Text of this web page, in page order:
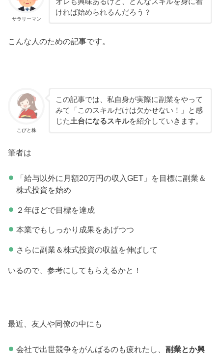
サラリーマン
ければ始められるんだろう？
こんな人のための記事です。
こびと株
この記事では、私自身が実際に副業をやって
みて「このスキルだけは欠かせない！」と感
じた土台になるスキルを紹介していきます。
筆者は
「給与以外に月額20万円の収入GET」を目標に副業＆
株式投資を始め
２年ほどで目標を達成
本業でもしっかり成果をあげつつ
さらに副業＆株式投資の収益を伸ばして
いるので、参考にしてもらえるかと！
最近、友人や同僚の中にも
会社で出世競争をがんばるのも疲れたし、 副業とか興